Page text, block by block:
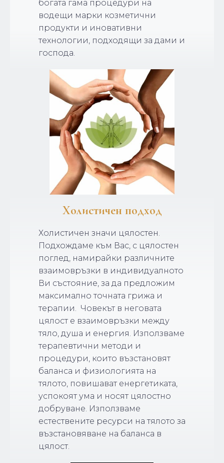
богата гама процедури на
водещи марки козметични
продукти и иновативни
технологии, подходящи за дами и
господа.
Холистичен подход
Холистичен значи цялостен.
Подхождаме към Вас, с цялостен
поглед, намирайки различните
взаимовръзки в индивидуалното
Ви състояние, за да предложим
максимално точната грижа и
терапии. Човекът в неговата
цялост е взаимовръзки между
тяло, душа и енергия. Използваме
терапевтични методи и
процедури, които възстановят
баланса и физиологията на
тялото, повишават енергетиката,
успокоят ума и носят цялостно
добруване. Използваме
естествените ресурси на тялото за
възстановяване на баланса в
цялост.